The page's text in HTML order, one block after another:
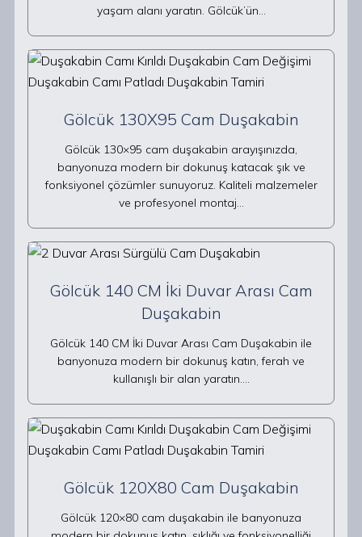
yaşam alanı yaratın. Gölcük’ün…
Gölcük 130X95 Cam Duşakabin
Gölcük 130×95 cam duşakabin arayışınızda,
banyonuza modern bir dokunuş katacak şık ve
fonksiyonel çözümler sunuyoruz. Kaliteli malzemeler
ve profesyonel montaj…
Gölcük 140 CM İki Duvar Arası Cam
Duşakabin
Gölcük 140 CM İki Duvar Arası Cam Duşakabin ile
banyonuza modern bir dokunuş katın, ferah ve
kullanışlı bir alan yaratın.…
Gölcük 120X80 Cam Duşakabin
Gölcük 120×80 cam duşakabin ile banyonuza